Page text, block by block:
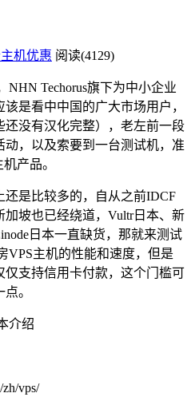
机优惠 阅读(4129)
NHN Techorus旗下为中小企业
是看中中国的广大市场用户，
没有汉化完整），老左前一段
，以及索要到一台测试机，准
产品。
是比较多的，自从之前IDCF
加坡也已经绕道，Vultr日本、新
日本一直缺货，那就来测试
VPS主机的性能和速度，但是
支持信用卡付款，这个门槛可
。
介绍
vps/